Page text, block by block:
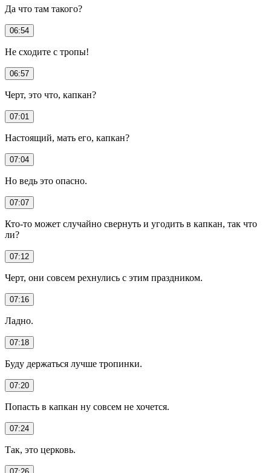
Да что там такого?
06:54
Не сходите с тропы!
06:57
Черт, это что, капкан?
07:01
Настоящий, мать его, капкан?
07:04
Но ведь это опасно.
07:07
Кто-то может случайно свернуть и угодить в капкан, так что
ли?
07:12
Черт, они совсем рехнулись с этим праздником.
07:16
Ладно.
07:18
Буду держаться лучше тропинки.
07:20
Попасть в капкан ну совсем не хочется.
07:24
Так, это церковь.